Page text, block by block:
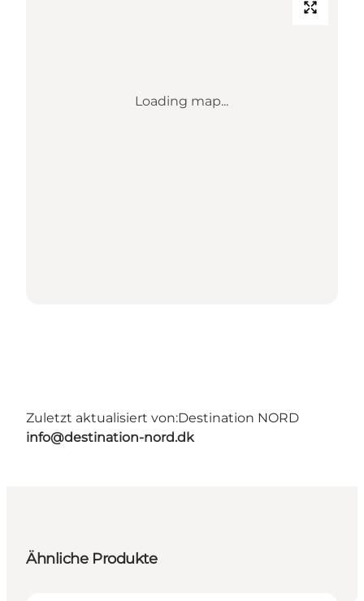
Loading map...
Zuletzt aktualisiert von:Destination NORD
info@destination-nord.dk
Ähnliche Produkte